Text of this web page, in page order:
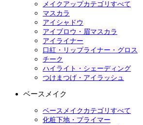
メイクアップカテゴリすべて
マスカラ
アイシャドウ
アイブロウ・眉マスカラ
アイライナー
口紅・リップライナー・グロス
チーク
ハイライト・シェーディング
つけまつげ・アイラッシュ
ベースメイク
ベースメイクカテゴリすべて
化粧下地・プライマー